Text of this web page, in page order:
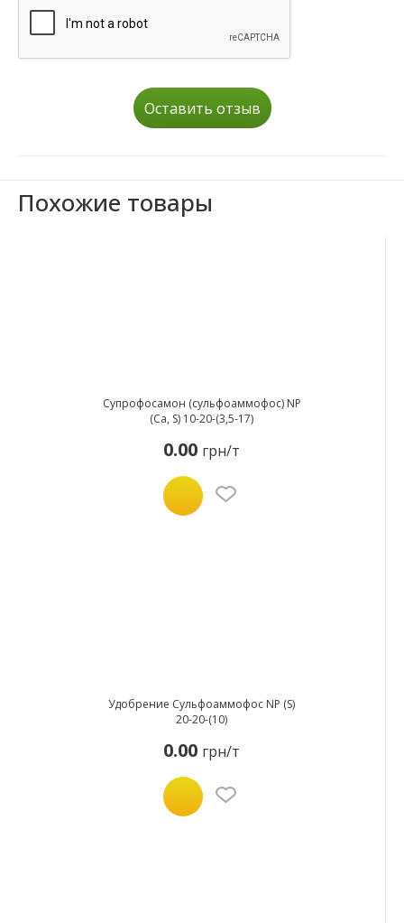
Оставить отзыв
Похожие товары
Супрофосамон (сульфоаммофос) NP
(Ca, S) 10-20-(3,5-17)
0.00 грн/т
Удобрение Сульфоаммофос NP (S)
20-20-(10)
0.00 грн/т